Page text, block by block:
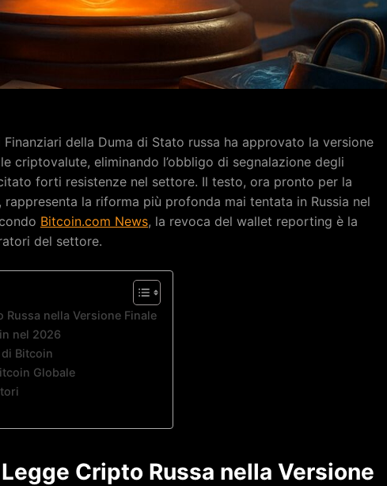
della Duma di Stato russa ha approvato la versione
criptovalute, eliminando l’obbligo di segnalazione degli
forti resistenze nel settore. Il testo, ora pronto per la
la riforma più profonda mai tentata in Russia nel
Bitcoin.com News, la revoca del wallet reporting è la
del settore.
Russa nella Versione Finale
nel 2026
Bitcoin
Globale
Cripto Russa nella Versione